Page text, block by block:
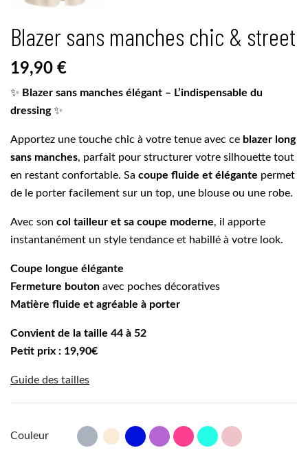
Blazer sans manches chic & street
19,90 €
✨ Blazer sans manches élégant – L’indispensable du
dressing✨
Apportez une touche chic à votre tenue avec ce blazer long
sans manches, parfait pour structurer votre silhouette tout
en restant confortable. Sa coupe fluide et élégante permet
de le porter facilement sur un top, une blouse ou une robe.
Avec son col tailleur et sa coupe moderne, il apporte
instantanément un style tendance et habillé à votre look.
Coupe longue élégante
Fermeture bouton avec poches décoratives
Matière fluide et agréable à porter
Convient de la taille 44 à 52
Petit prix : 19,90€
Guide des tailles
Couleur Gris CasséElectrique
Lilas FushiaTurquoise
Poudre